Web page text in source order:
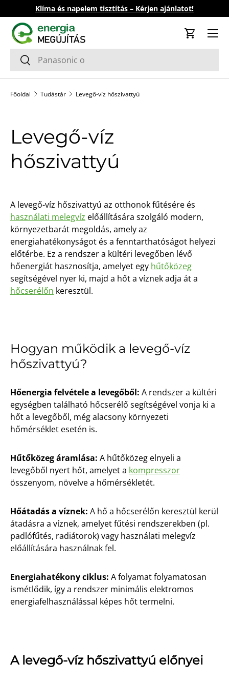
Ugrás a tartalomhoz
Klíma és napelem tisztítás – Kérjen ajánlatot!
Keresés
Keresés
Kosár
Főoldal Tudástár Levegő-víz hőszivattyú
Levegő-víz
hőszivattyú
A levegő-víz hőszivattyú az otthonok fűtésére és
használati melegvíz előállítására szolgáló modern,
környezetbarát megoldás, amely az
energiahatékonyságot és a fenntarthatóságot helyezi
előtérbe. Ez a rendszer a kültéri levegőben lévő
hőenergiát hasznosítja, amelyet egy hűtőközeg
segítségével nyer ki, majd a hőt a víznek adja át a
hőcserélőn keresztül.
Hogyan működik a levegő-víz
hőszivattyú?
Hőenergia felvétele a levegőből: A rendszer a kültéri
egységben található hőcserélő segítségével vonja ki a
hőt a levegőből, még alacsony környezeti
hőmérséklet esetén is.
Hűtőközeg áramlása: A hűtőközeg elnyeli a
levegőből nyert hőt, amelyet a kompresszor
összenyom, növelve a hőmérsékletét.
Hőátadás a víznek: A hő a hőcserélőn keresztül kerül
átadásra a víznek, amelyet fűtési rendszerekben (pl.
padlófűtés, radiátorok) vagy használati melegvíz
előállítására használnak fel.
Energiahatékony ciklus: A folyamat folyamatosan
ismétlődik, így a rendszer minimális elektromos
energiafelhasználással képes hőt termelni.
A levegő-víz hőszivattyú előnyei